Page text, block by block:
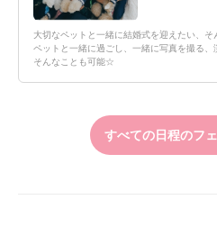
大切なペットと一緒に結婚式を迎えたい、
ペットと一緒に過ごし、一緒に写真を撮る、
そんなことも可能☆
すべての日程のフ